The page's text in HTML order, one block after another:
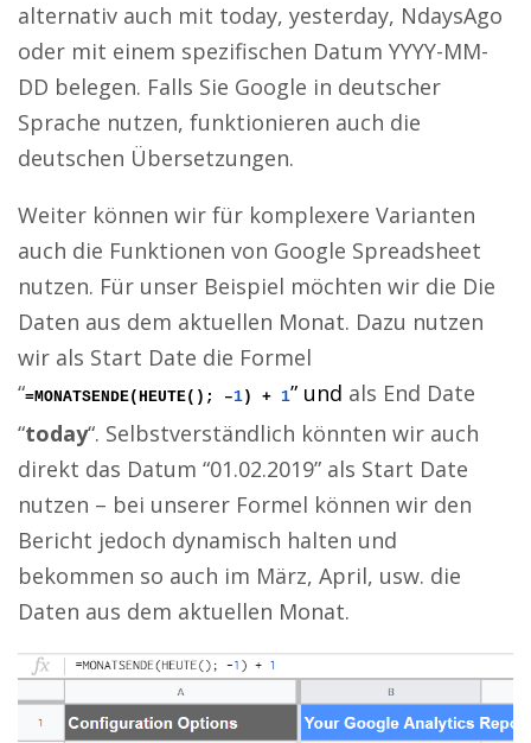
alternativ auch mit today, yesterday, NdaysAgo
oder mit einem spezifischen Datum YYYY-MM-
DD belegen. Falls Sie Google in deutscher
Sprache nutzen, funktionieren auch die
deutschen Übersetzungen.
Weiter können wir für komplexere Varianten
auch die Funktionen von Google Spreadsheet
nutzen. Für unser Beispiel möchten wir die Die
Daten aus dem aktuellen Monat. Dazu nutzen
wir als Start Date die Formel
“=MONATSENDE(HEUTE(); –1) + 1” und als End Date
“today“. Selbstverständlich könnten wir auch
direkt das Datum “01.02.2019” als Start Date
nutzen – bei unserer Formel können wir den
Bericht jedoch dynamisch halten und
bekommen so auch im März, April, usw. die
Daten aus dem aktuellen Monat.